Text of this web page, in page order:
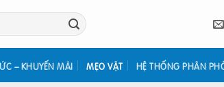
– KHUYẾN MÃI MẸO VẶT HỆ THỐNG PHÂN